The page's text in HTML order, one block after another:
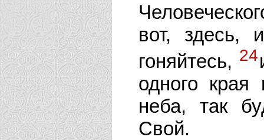
вот, здесь,
гоняйтесь, 24
одного края
неба, так
Свой.